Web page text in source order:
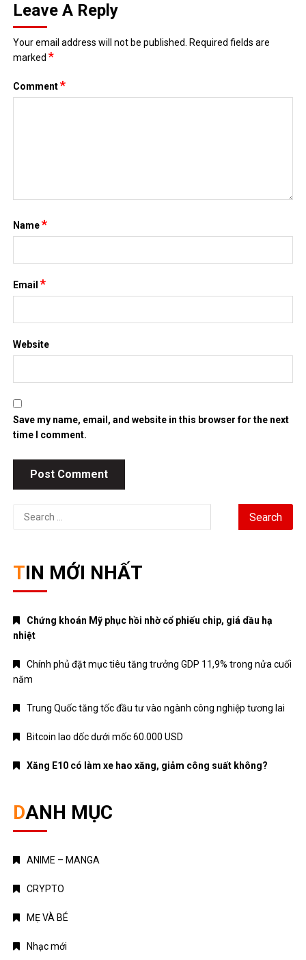
Leave A Reply
Your email address will not be published. Required fields are
marked*
Comment*
Name*
Email*
Website
Save my name, email, and website in this browser for the next
time I comment.
Search
TIN MỚI NHẤT
Chứng khoán Mỹ phục hồi nhờ cổ phiếu chip, giá dầu hạ
nhiệt
Chính phủ đặt mục tiêu tăng trưởng GDP 11,9% trong nửa cuối
năm
Trung Quốc tăng tốc đầu tư vào ngành công nghiệp tương lai
Bitcoin lao dốc dưới mốc 60.000 USD
Xăng E10 có làm xe hao xăng, giảm công suất không?
DANH MỤC
ANIME – MANGA
CRYPTO
MẸ VÀ BÉ
Nhạc mới